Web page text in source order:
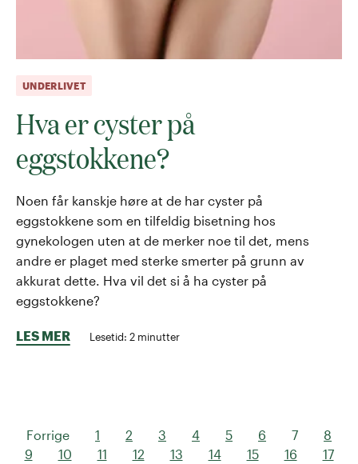
UNDERLIVET
Hva er cyster på
eggstokkene?
Noen får kanskje høre at de har cyster på
eggstokkene som en tilfeldig bisetning hos
gynekologen uten at de merker noe til det, mens
andre er plaget med sterke smerter på grunn av
akkurat dette. Hva vil det si å ha cyster på
eggstokkene?
LES MER Lesetid: 2 minutter
Forrige 1 2 3 4 5 6 7
8
9
10 11 12 13 14 15 16
17